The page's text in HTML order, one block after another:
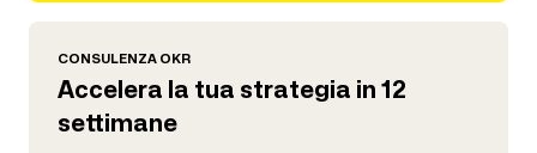
CONSULENZA OKR
Accelera la tua strategia in 12
settimane